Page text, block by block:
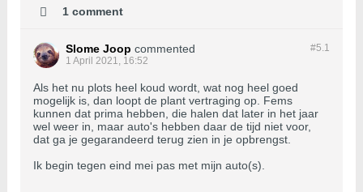
1 comment
#5.1
Slome Joop commented
1 April 2021, 16:52
Als het nu plots heel koud wordt, wat nog heel goed
mogelijk is, dan loopt de plant vertraging op. Fems
kunnen dat prima hebben, die halen dat later in het jaar
wel weer in, maar auto's hebben daar de tijd niet voor,
dat ga je gegarandeerd terug zien in je opbrengst.
Ik begin tegen eind mei pas met mijn auto(s).